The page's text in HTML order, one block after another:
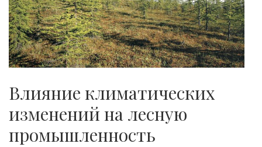
Влияние климатических
изменений на лесную
промышленность